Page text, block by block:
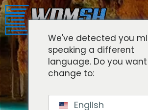
We've detected you
speaking a different
language. Do you
change to:
English